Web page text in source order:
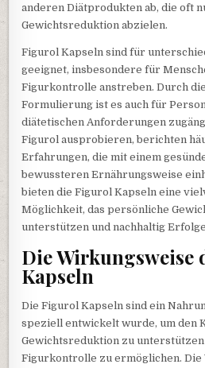
anderen Diätprodukten ab, die oft
Gewichtsreduktion abzielen.
Figurol Kapseln sind für
geeignet, insbesondere für
Figurkontrolle anstreben. Durch
Formulierung ist es auch für
diätetischen Anforderungen
Figurol ausprobieren, berichten
Erfahrungen, die mit einem
bewussteren Ernährungsweise
bieten die Figurol Kapseln eine
Möglichkeit, das persönliche
unterstützen und nachhaltig
Die
Kapseln
Die Figurol Kapseln sind ein
speziell entwickelt wurde, um den
Gewichtsreduktion zu
Figurkontrolle zu ermöglichen.